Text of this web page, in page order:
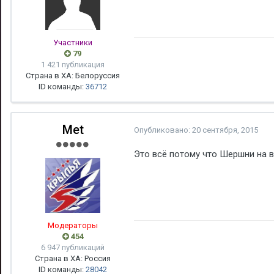
Участники
79
1 421 публикация
Страна в ХА: Белоруссия
ID команды: 36712
Met
Модераторы
454
6 947 публикаций
Страна в ХА: Россия
ID команды: 28042
Опубликовано: 20 сентября, 2015
Это всё потому что Шершни на